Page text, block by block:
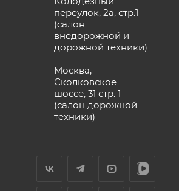
переулок, 2а, стр.1
(салон
внедорожной и
дорожной техники)
Москва,
Сколковское
шоссе, 31 стр. 1
(салон дорожной
техники)